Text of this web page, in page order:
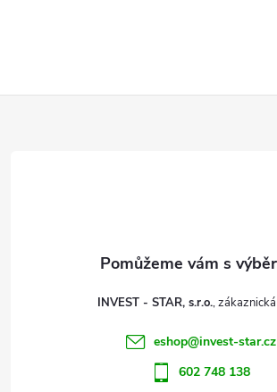
INVEST - STAR, s.r.o.
eshop@invest-star.cz
602 748 138